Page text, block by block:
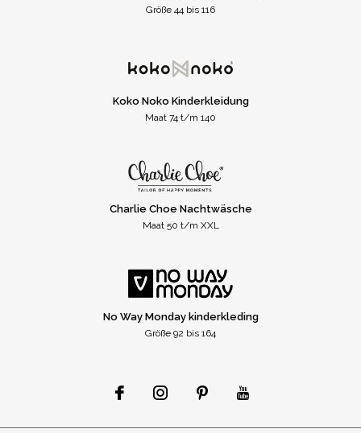
Größe 44 bis 116
Koko Noko Kinderkleidung
Maat 74 t/m 140
Charlie Choe Nachtwäsche
Maat 50 t/m XXL
No Way Monday kinderkleding
Größe 92 bis 164